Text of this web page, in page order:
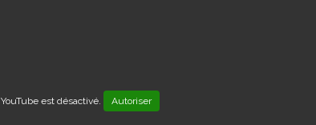
YouTube est désactivé. Autoriser